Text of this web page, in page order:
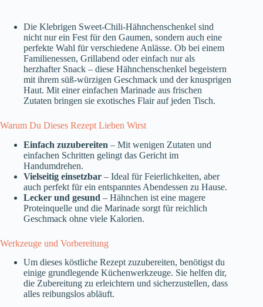
Die Klebrigen Sweet-Chili-Hähnchenschenkel sind
nicht nur ein Fest für den Gaumen, sondern auch eine
perfekte Wahl für verschiedene Anlässe. Ob bei einem
Familienessen, Grillabend oder einfach nur als
herzhafter Snack – diese Hähnchenschenkel begeistern
mit ihrem süß-würzigen Geschmack und der knusprigen
Haut. Mit einer einfachen Marinade aus frischen
Zutaten bringen sie exotisches Flair auf jeden Tisch.
Warum Du Dieses Rezept Lieben Wirst
Einfach zuzubereiten – Mit wenigen Zutaten und
einfachen Schritten gelingt das Gericht im
Handumdrehen.
Vielseitig einsetzbar – Ideal für Feierlichkeiten, aber
auch perfekt für ein entspanntes Abendessen zu Hause.
Lecker und gesund – Hähnchen ist eine magere
Proteinquelle und die Marinade sorgt für reichlich
Geschmack ohne viele Kalorien.
Werkzeuge und Vorbereitung
Um dieses köstliche Rezept zuzubereiten, benötigst du
einige grundlegende Küchenwerkzeuge. Sie helfen dir,
die Zubereitung zu erleichtern und sicherzustellen, dass
alles reibungslos abläuft.